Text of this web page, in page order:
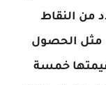
من النقاط
مثل الحصول
خمسة